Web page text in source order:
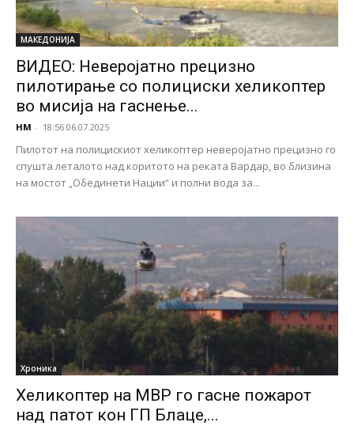
МАКЕДОНИЈА
ВИДЕО: Неверојатно прецизно
пилотирање со полициски хеликоптер
во мисија на гаснење...
НМ - 18:56 06.07.2025
Пилотот на полицискиот хеликоптер неверојатно прецизно го
спушта леталото над коритото нa реката Вардар, во близина
на мостот „Обединети Нации“ и полни вода за...
Хроника
Хеликоптер на МВР го гасне пожарот
над патот кон ГП Блаце,...